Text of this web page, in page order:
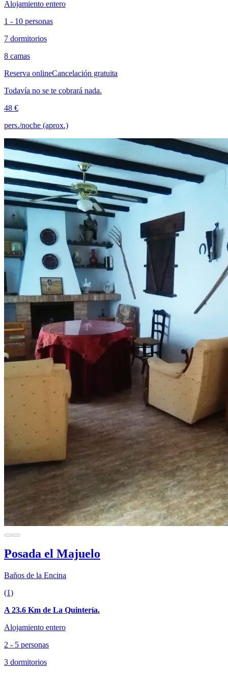
Alojamiento entero
1 - 10 personas
7 dormitorios
8 camas
Reserva onlineCancelación gratuita
Todavía no se te cobrará nada.
48 €
pers./noche (aprox.)
Posada el Majuelo
Baños de la Encina
(1)
A 23.6 Km de La Quintería.
Alojamiento entero
2 - 5 personas
3 dormitorios